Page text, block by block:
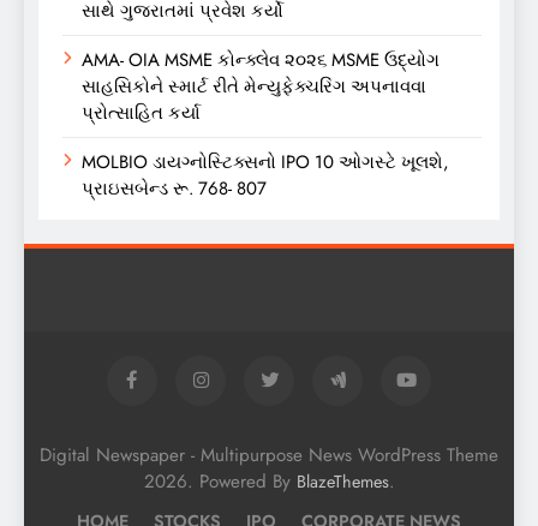
સાથે ગુજરાતમાં પ્રવેશ કર્યો
AMA- OIA MSME કોન્ક્લેવ ૨૦૨૬ MSME ઉદ્યોગ
સાહસિકોને સ્માર્ટ રીતે મેન્યુફેક્ચરિંગ અપનાવવા
પ્રોત્સાહિત કર્યા
MOLBIO ડાયગ્નોસ્ટિક્સનો IPO 10 ઓગસ્ટે ખૂલશે,
પ્રાઇસબેન્ડ રૂ. 768- 807
Digital Newspaper - Multipurpose News WordPress Theme
2026. Powered By BlazeThemes.
HOME STOCKS IPO CORPORATE NEWS